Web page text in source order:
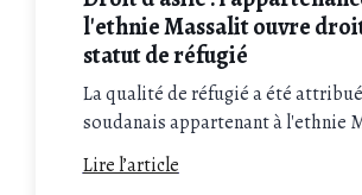
l'ethnie Massalit ouvre
statut de réfugié
La qualité de réfugié a été
soudanais appartenant à l'ethnie
face aux menaces des milices
FSR. Appelez Maître Salkazanov si
Lire l’article